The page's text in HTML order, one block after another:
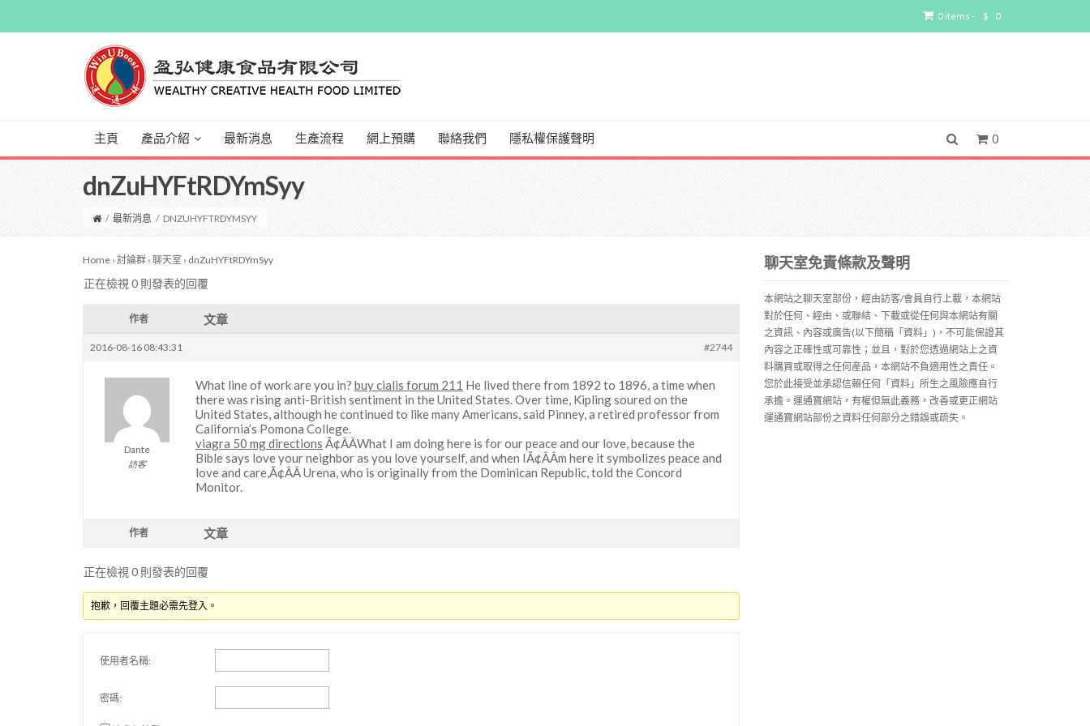
0 items - $ 0
主頁 產品介紹 最新消息 生產流程 網上預購 聯絡我們 隱私權保護聲明 0
dnZuHYFtRDYmSyy
/ 最新消息 / DNZUHYFTRDYMSYY
Home › 討論群 › 聊天室 › dnZuHYFtRDYmSyy
正在檢視 0 則發表的回覆
作者 文章
2016-08-16 08:43:31 #2744
Dante
訪客
What line of work are you in? buy cialis forum 211 He lived there from 1892 to 1896, a time when
there was rising anti-British sentiment in the United States. Over time, Kipling soured on the
United States, although he continued to like many Americans, said Pinney, a retired professor from
California’s Pomona College.
viagra 50 mg directions Ã¢ÂÂWhat I am doing here is for our peace and our love, because the
Bible says love your neighbor as you love yourself, and when IÃ¢ÂÂm here it symbolizes peace and
love and care,Ã¢ÂÂ Urena, who is originally from the Dominican Republic, told the Concord
Monitor.
作者 文章
正在檢視 0 則發表的回覆
抱歉，回覆主題必需先登入。
使用者名稱:
密碼:
聊天室免責條款及聲明
本網站之聊天室部份，經由訪客/會員自行上載，本網站
對於任何、經由、或聯結、下載或從任何與本網站有關
之資訊、內容或廣告(以下簡稱「資料」)，不可能保證其
內容之正確性或可靠性；並且，對於您透過網站上之資
料購買或取得之任何産品，本網站不負適用性之責任。
您於此接受並承認信賴任何「資料」所生之風險應自行
承擔。運通寶網站，有權但無此義務，改善或更正網站
運通寶網站部份之資料任何部分之錯誤或疏失。